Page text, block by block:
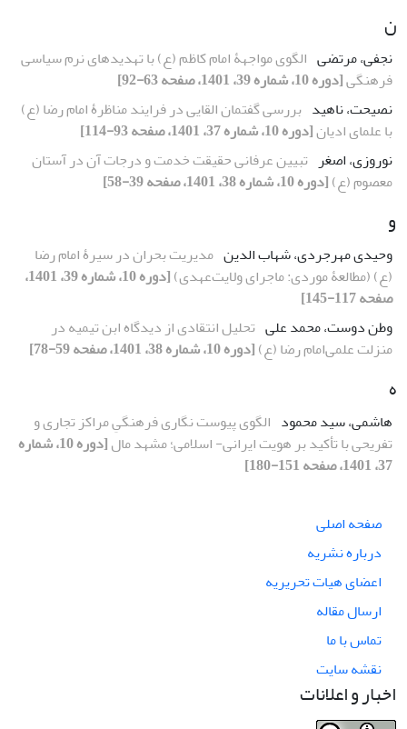
ن
نجفی، مرتضی الگوی مواجهۀ امام کاظم (ع) با تهدیدهای نرم سیاسی
فرهنگی[دوره 10، شماره 39، 1401، صفحه 63-92]
نصیحت، ناهید بررسی گفتمان القایی در فرایند مناظرۀ امام رضا (ع)
با علمای ادیان[دوره 10، شماره 37، 1401، صفحه 93-114]
نوروزی، اصغر تبیین عرفانی حقیقت خدمت و درجات آن در آستان
معصوم (ع)[دوره 10، شماره 38، 1401، صفحه 39-58]
و
وحیدی مهرجردی، شهاب الدین مدیریت بحران در سیرۀ امام رضا
(ع) (مطالعۀ موردی: ماجرای ولایت‌عهدی)
[دوره 10، شماره 39، 1401،
صفحه 117-145]
وطن دوست، محمد علی تحلیل انتقادی از دیدگاه ابن تیمیه در
منزلت علمی‌‌امام رضا (ع)[دوره 10، شماره 38، 1401، صفحه 59-78]
ه
هاشمی، سید محمود الگوی پیوست نگاری فرهنگیِ مراکز تجاری و
تفریحی با تأکید بر هویت ایرانی- اسلامی؛ مشهد مال
[دوره 10، شماره
37، 1401، صفحه 151-180]
صفحه اصلی
درباره نشریه
اعضای هیات تحریریه
ارسال مقاله
تماس با ما
نقشه سایت
اخبار و اعلانات